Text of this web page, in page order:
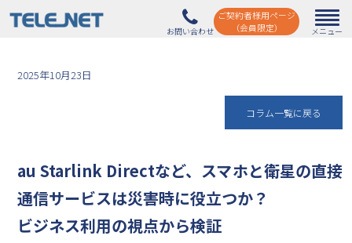
ご契約者様用ページ
（会員限定）
2025年10月23日
コラム一覧に戻る
au Starlink Directなど、スマホと衛星の直接
通信サービスは災害時に役立つか？
ビジネス利用の視点から検証